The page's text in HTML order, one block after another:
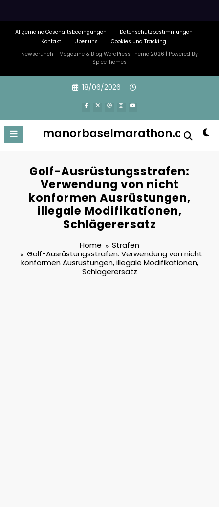
Allgemeine Geschäftsbedingungen
Datenschutzbestimmungen
Kontakt
Über uns
Cookies und Tracking
Newscrunch - Magazine & Blog WordPress Theme 2026 | Powered By
SpiceThemes
18/06/2026
manorbaselmarathon.ch
Golf-Ausrüstungsstrafen:
Verwendung von nicht
konformen Ausrüstungen,
illegale Modifikationen,
Schlägerersatz
Home
Strafen
Golf-Ausrüstungsstrafen: Verwendung von nicht
konformen Ausrüstungen, illegale Modifikationen,
Schlägerersatz